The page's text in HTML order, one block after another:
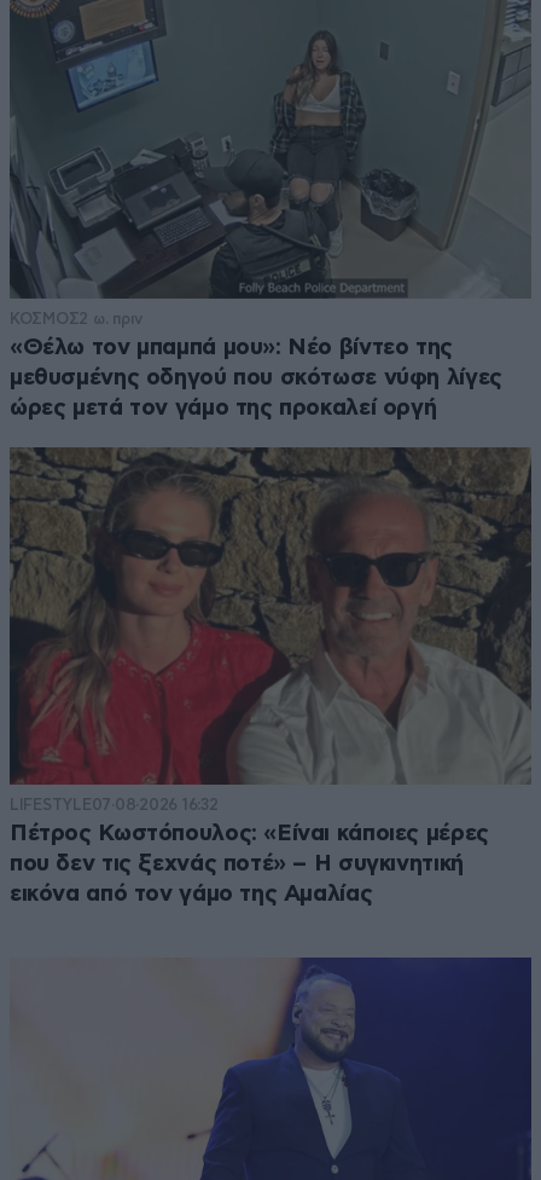
ΚΟΣΜΟΣ2 ω. πριν
«Θέλω τον μπαμπά μου»: Νέο βίντεο της
μεθυσμένης οδηγού που σκότωσε νύφη λίγες
ώρες μετά τον γάμο της προκαλεί οργή
LIFESTYLE07·08·2026 16:32
Πέτρος Κωστόπουλος: «Είναι κάποιες μέρες
που δεν τις ξεχνάς ποτέ» – Η συγκινητική
εικόνα από τον γάμο της Αμαλίας